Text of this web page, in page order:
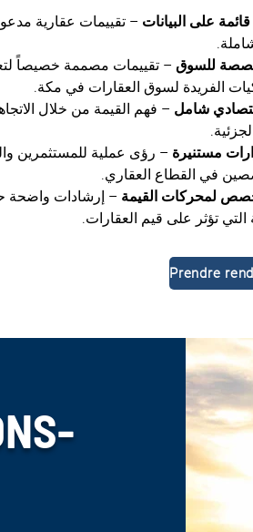
على البيانات – تقييمات عقارية
للسوق – تقييمات مصممة خصيصاً
الفريدة لسوق العقارات في مكة.
شامل – فهم القيمة من خلال
مستنيرة – رؤى عملية للمستثمرين
في القطاع العقاري.
لمحركات القيمة – إرشادات واضحة
التي تؤثر على قيم العقارات.